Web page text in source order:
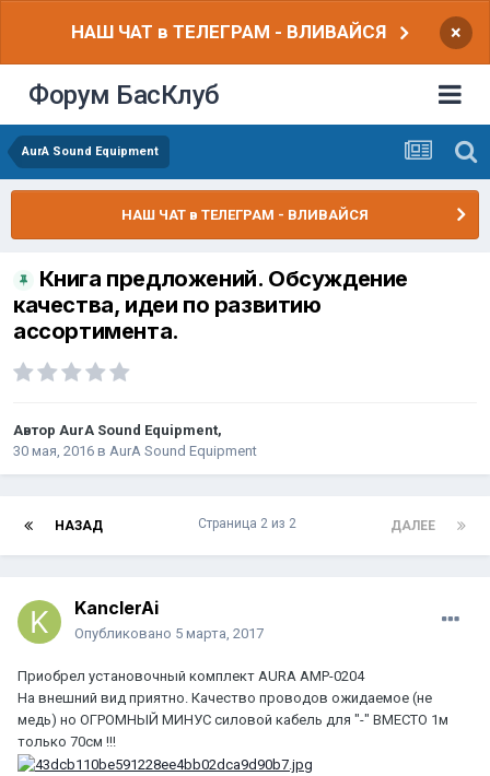
НАШ ЧАТ в ТЕЛЕГРАМ - ВЛИВАЙСЯ ×
Форум БасКлуб
AurA Sound Equipment
НАШ ЧАТ в ТЕЛЕГРАМ - ВЛИВАЙСЯ
Книга предложений. Обсуждение
качества, идеи по развитию
ассортимента.
Автор AurA Sound Equipment,
30 мая, 2016 в AurA Sound Equipment
НАЗАД ДАЛЕЕ
Страница 2 из 2
KanclerAi
Опубликовано 5 марта, 2017
Приобрел установочный комплект AURA AMP-0204
На внешний вид приятно. Качество проводов ожидаемое (не
медь) но ОГРОМНЫЙ МИНУС силовой кабель для "-" ВМЕСТО 1м
только 70см !!!